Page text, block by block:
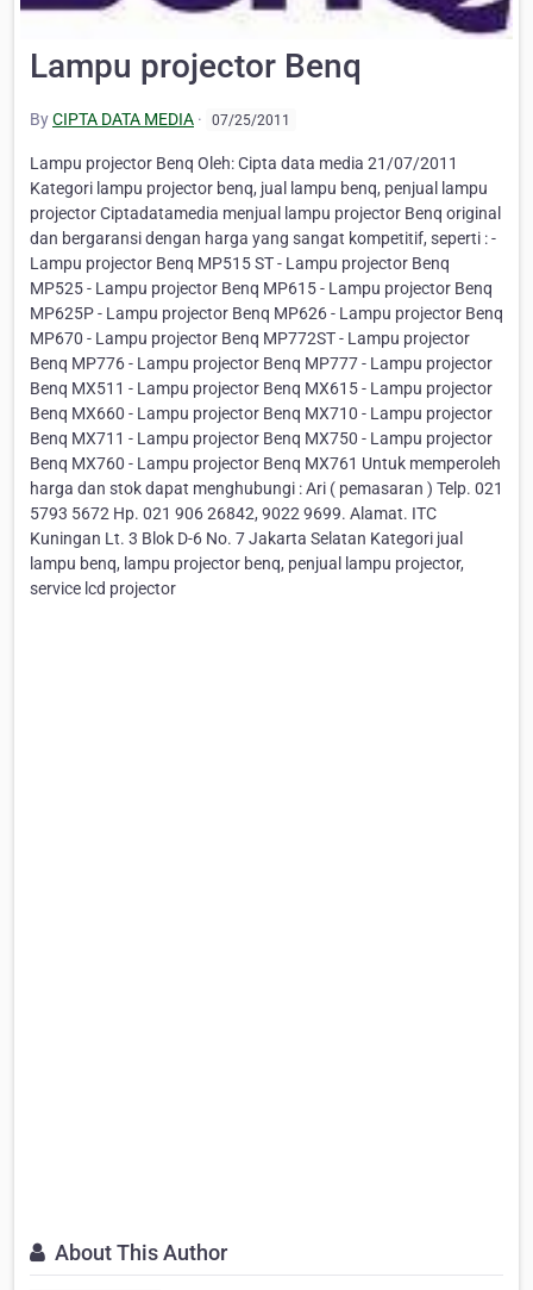
Lampu projector Benq
ByCIPTA DATA MEDIA · 07/25/2011
Lampu projector Benq Oleh: Cipta data media 21/07/2011
Kategori lampu projector benq, jual lampu benq, penjual lampu
projector Ciptadatamedia menjual lampu projector Benq original
dan bergaransi dengan harga yang sangat kompetitif, seperti : -
Lampu projector Benq MP515 ST - Lampu projector Benq
MP525 - Lampu projector Benq MP615 - Lampu projector Benq
MP625P - Lampu projector Benq MP626 - Lampu projector Benq
MP670 - Lampu projector Benq MP772ST - Lampu projector
Benq MP776 - Lampu projector Benq MP777 - Lampu projector
Benq MX511 - Lampu projector Benq MX615 - Lampu projector
Benq MX660 - Lampu projector Benq MX710 - Lampu projector
Benq MX711 - Lampu projector Benq MX750 - Lampu projector
Benq MX760 - Lampu projector Benq MX761 Untuk memperoleh
harga dan stok dapat menghubungi : Ari ( pemasaran ) Telp. 021
5793 5672 Hp. 021 906 26842, 9022 9699. Alamat. ITC
Kuningan Lt. 3 Blok D-6 No. 7 Jakarta Selatan Kategori jual
lampu benq, lampu projector benq, penjual lampu projector,
service lcd projector
About This Author